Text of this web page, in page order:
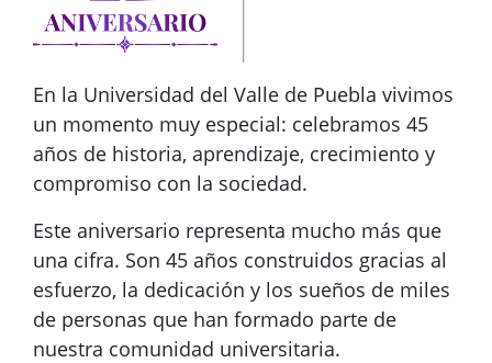
En la Universidad del Valle de Puebla vivimos
un momento muy especial: celebramos 45
años de historia, aprendizaje, crecimiento y
compromiso con la sociedad.
Este aniversario representa mucho más que
una cifra. Son 45 años construidos gracias al
esfuerzo, la dedicación y los sueños de miles
de personas que han formado parte de
nuestra comunidad universitaria.